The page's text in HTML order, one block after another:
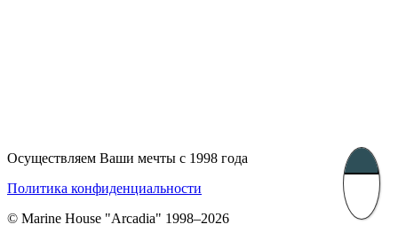
Осуществляем Ваши мечты с 1998 года
Политика конфиденциальности
© Marine House "Arcadia" 1998–2026